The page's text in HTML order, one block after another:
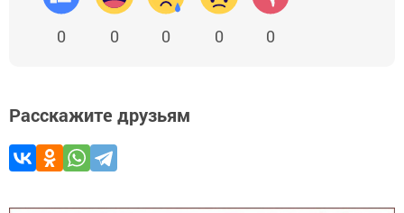
0 0 0 0 0
Расскажите друзьям